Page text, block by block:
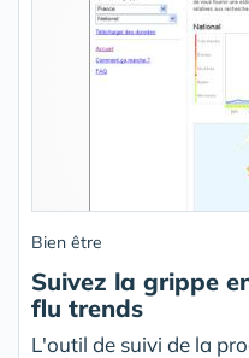
Bien être
Suivez la grippe
flu trends
L'outil de suivi de la